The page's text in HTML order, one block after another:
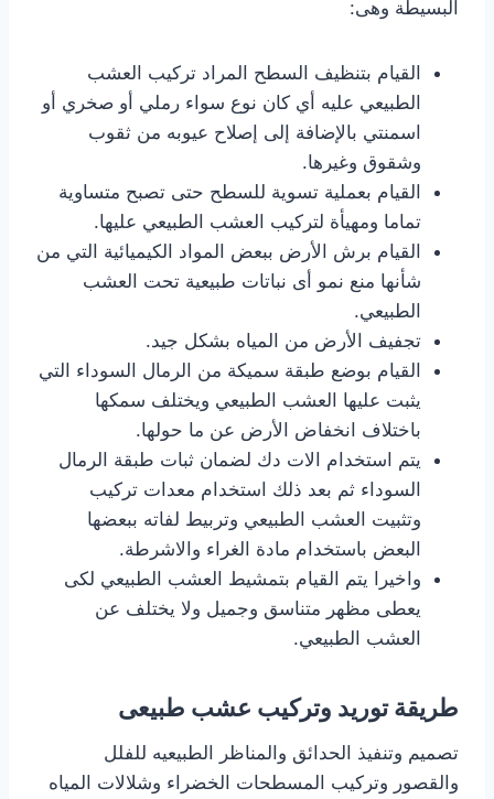
البسيطة وهى:
القيام بتنظيف السطح المراد تركيب العشب
الطبيعي عليه أي كان نوع سواء رملي أو صخري أو
اسمنتي بالإضافة إلى إصلاح عيوبه من ثقوب
وشقوق وغيرها.
القيام بعملية تسوية للسطح حتى تصبح متساوية
تماما ومهيأة لتركيب العشب الطبيعي عليها.
القيام برش الأرض ببعض المواد الكيميائية التي من
شأنها منع نمو أى نباتات طبيعية تحت العشب
الطبيعي.
تجفيف الأرض من المياه بشكل جيد.
القيام بوضع طبقة سميكة من الرمال السوداء التي
يثبت عليها العشب الطبيعي ويختلف سمكها
باختلاف انخفاض الأرض عن ما حولها.
يتم استخدام الات دك لضمان ثبات طبقة الرمال
السوداء ثم بعد ذلك استخدام معدات تركيب
وتثبيت العشب الطبيعي وتربيط لفاته ببعضها
البعض باستخدام مادة الغراء والاشرطة.
واخيرا يتم القيام بتمشيط العشب الطبيعي لكى
يعطى مظهر متناسق وجميل ولا يختلف عن
العشب الطبيعي.
طريقة توريد وتركيب عشب طبيعى
تصميم وتنفيذ الحدائق والمناظر الطبيعيه للفلل
والقصور وتركيب المسطحات الخضراء وشلالات المياه